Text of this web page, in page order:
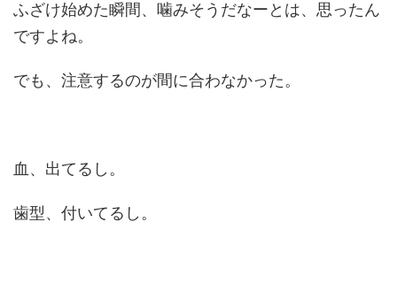
ふざけ始めた瞬間、噛みそうだなーとは、思ったん
ですよね。
でも、注意するのが間に合わなかった。
血、出てるし。
歯型、付いてるし。